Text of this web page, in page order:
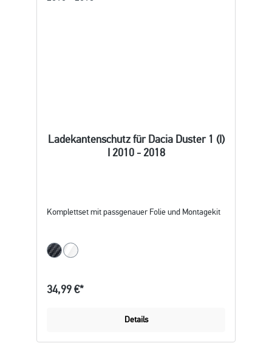
Ladekantenschutz für Dacia Duster 1 (I)
I 2010 - 2018
Komplettset mit passgenauer Folie und Montagekit
34,99 €*
Details